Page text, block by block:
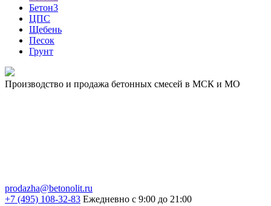
Бетон3
ЦПС
Щебень
Песок
Грунт
Производство и продажа бетонных смесей в МСК и МО
prodazha@betonolit.ru
+7 (495) 108-32-83 Ежедневно с 9:00 до 21:00